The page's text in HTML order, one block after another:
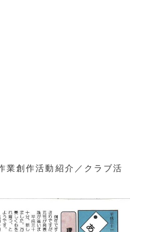
業創作活動紹介／クラブ活